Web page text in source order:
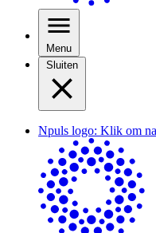
Menu
Sluiten
Npuls logo: Klik om